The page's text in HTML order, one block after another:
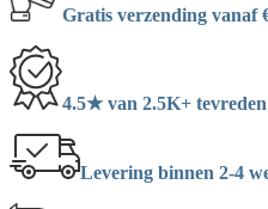
Gratis verzending vanaf
4.5★ van 2.5K+
Levering binnen 2-4